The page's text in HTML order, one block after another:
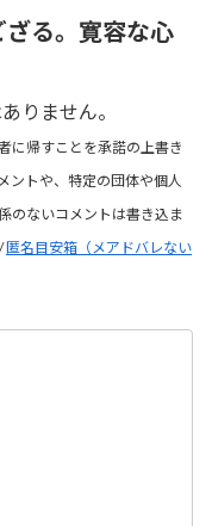
る。寛容な心
りません。
に帰すことを承諾の上書き
ントや、特定の団体や個人
のないコメントは書き込ま
/匿名目安箱（メアドバレない